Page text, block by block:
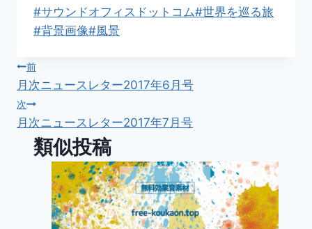
投
稿
グ:
#サウンドオフィスドットコム#世界を巡る旅
#背景画像#風景
投
稿
ナ
ビ
前
月次ニュースレター2017年6月号
次
月次ニュースレター2017年7月号
類似投稿